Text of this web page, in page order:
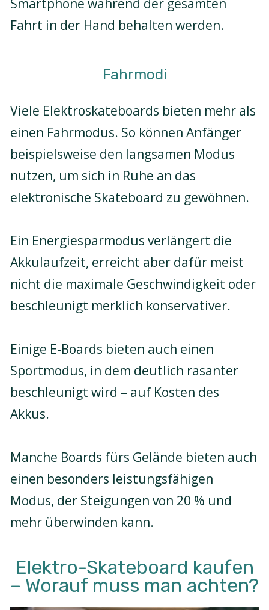
Smartphone während der gesamten
Fahrt in der Hand behalten werden.
Fahrmodi
Viele Elektroskateboards bieten mehr als
einen Fahrmodus. So können Anfänger
beispielsweise den langsamen Modus
nutzen, um sich in Ruhe an das
elektronische Skateboard zu gewöhnen.
Ein Energiesparmodus verlängert die
Akkulaufzeit, erreicht aber dafür meist
nicht die maximale Geschwindigkeit oder
beschleunigt merklich konservativer.
Einige E-Boards bieten auch einen
Sportmodus, in dem deutlich rasanter
beschleunigt wird – auf Kosten des
Akkus.
Manche Boards fürs Gelände bieten auch
einen besonders leistungsfähigen
Modus, der Steigungen von 20 % und
mehr überwinden kann.
Elektro-Skateboard kaufen
– Worauf muss man achten?